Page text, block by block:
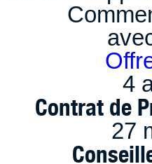
4
Contrat de
27